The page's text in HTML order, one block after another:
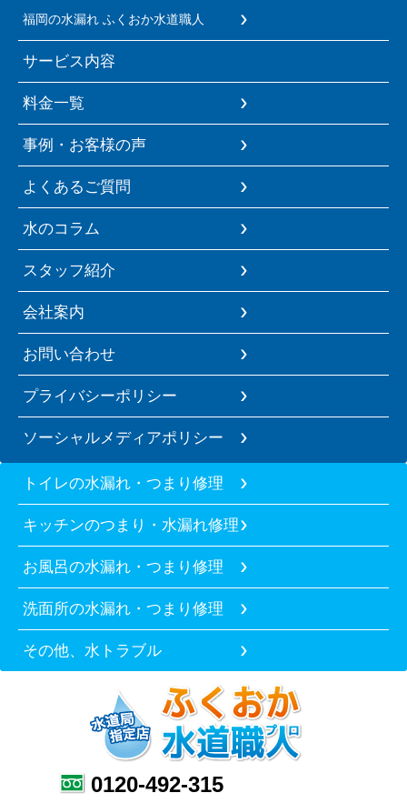
福岡の水漏れ ふくおか水道職人
サービス内容
料金一覧
事例・お客様の声
よくあるご質問
水のコラム
スタッフ紹介
会社案内
お問い合わせ
プライバシーポリシー
ソーシャルメディアポリシー
トイレの水漏れ・つまり修理
キッチンのつまり・水漏れ修理
お風呂の水漏れ・つまり修理
洗面所の水漏れ・つまり修理
その他、水トラブル
0120-492-315